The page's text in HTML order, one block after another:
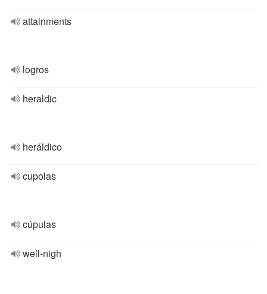
attainments
logros
heraldic
heráldico
cupolas
cúpulas
well-nigh